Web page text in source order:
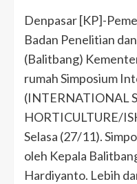
Denpasar [KP]-
Badan Penelitian
(Balitbang)
rumah Simposium
(INTERNATIONAL
HORTICULTURE/
Selasa (27/11).
oleh Kepala
Hardiyanto. Lebih